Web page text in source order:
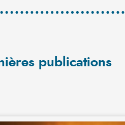
publications